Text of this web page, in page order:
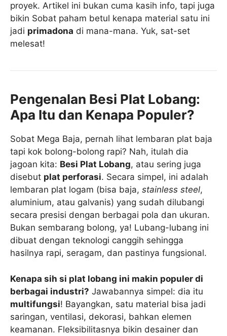
proyek. Artikel ini bukan cuma kasih info, tapi juga
bikin Sobat paham betul kenapa material satu ini
jadi primadona di mana-mana. Yuk, sat-set
melesat!
Pengenalan Besi Plat Lobang:
Apa Itu dan Kenapa Populer?
Sobat Mega Baja, pernah lihat lembaran plat baja
tapi kok bolong-bolong rapi? Nah, itulah dia
jagoan kita: Besi Plat Lobang, atau sering juga
disebut plat perforasi. Secara simpel, ini adalah
lembaran plat logam (bisa baja, stainless steel,
aluminium, atau galvanis) yang sudah dilubangi
secara presisi dengan berbagai pola dan ukuran.
Bukan sembarang bolong, ya! Lubang-lubang ini
dibuat dengan teknologi canggih sehingga
hasilnya rapi, seragam, dan pastinya fungsional.
Kenapa sih si plat lobang ini makin populer di
berbagai industri? Jawabannya simpel: dia itu
multifungsi! Bayangkan, satu material bisa jadi
saringan, ventilasi, dekorasi, bahkan elemen
keamanan. Fleksibilitasnya bikin desainer dan